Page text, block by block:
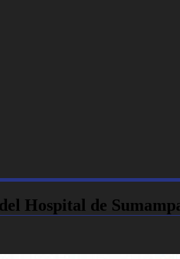
Hospital de